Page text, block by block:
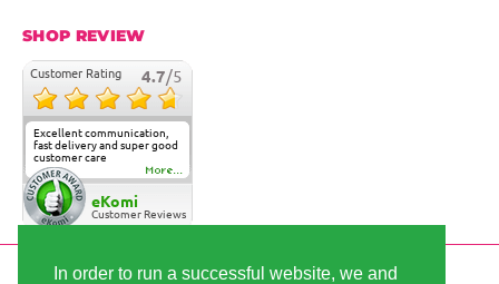
In order to run a successful website, we and
SHOP REVIEW
Customer Rating 4.7/5
Excellent communication,
fast delivery and super good
customer care
More...
eKomi
Customer Reviews
SECURE PAYMENT